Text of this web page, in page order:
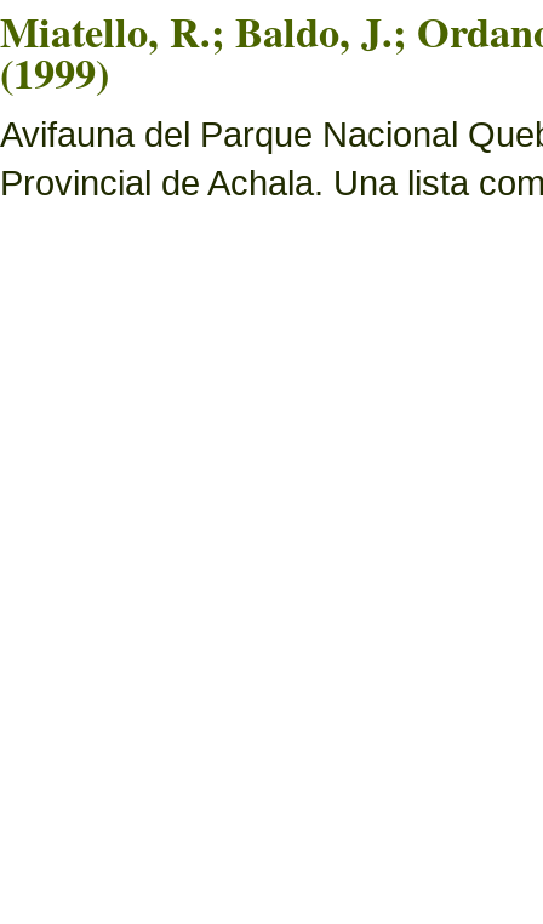
Miatello, R.; Baldo, J.;
(1999)
Avifauna del Parque Nacional
Provincial de Achala. Una lista